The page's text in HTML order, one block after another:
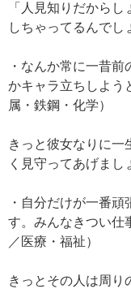
「人見知りだから
しちゃってるんでし
・なんか常に一昔
かキャラ立ちしよう
属・鉄鋼・化学）
きっと彼女なりに一
く見守ってあげまし
・自分だけが一番
す。みんなきつい仕
／医療・福祉）
きっとその人は周り